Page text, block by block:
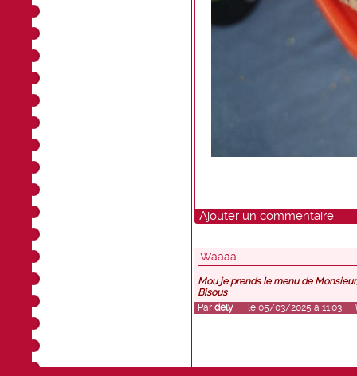
Ajouter un commentaire
Waaaa
Mou je prends le menu de
Bisous
Par delyle 05/03/2025 à 11:03